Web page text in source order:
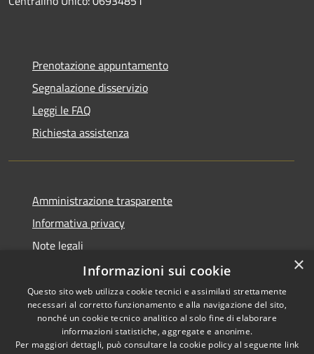
Prenotazione appuntamento
Segnalazione disservizio
Leggi le FAQ
Richiesta assistenza
Amministrazione trasparente
Informativa privacy
Note legali
Dichiarazione di accessibilità
RSS
Copyright © 2026 • Comune di
×
Informazioni sui cookie
Questo sito web utilizza cookie tecnici e assimilati strettamente
necessari al corretto funzionamento e alla navigazione del sito,
nonché un cookie tecnico analitico al solo fine di elaborare
informazioni statistiche, aggregate e anonime.
Per maggiori dettagli, può consultare la cookie policy al seguente link